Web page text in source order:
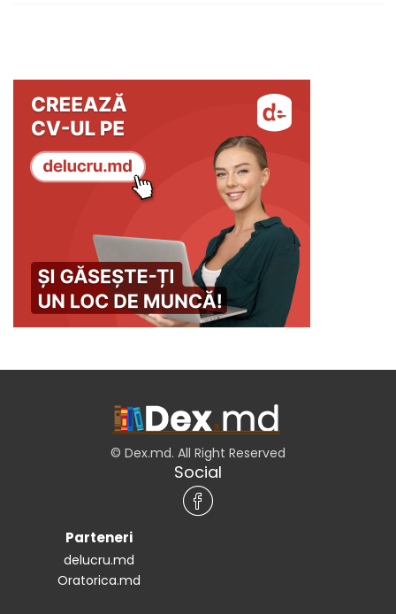
© Dex.md. All Right Reserved
Social
Parteneri
delucru.md
Oratorica.md